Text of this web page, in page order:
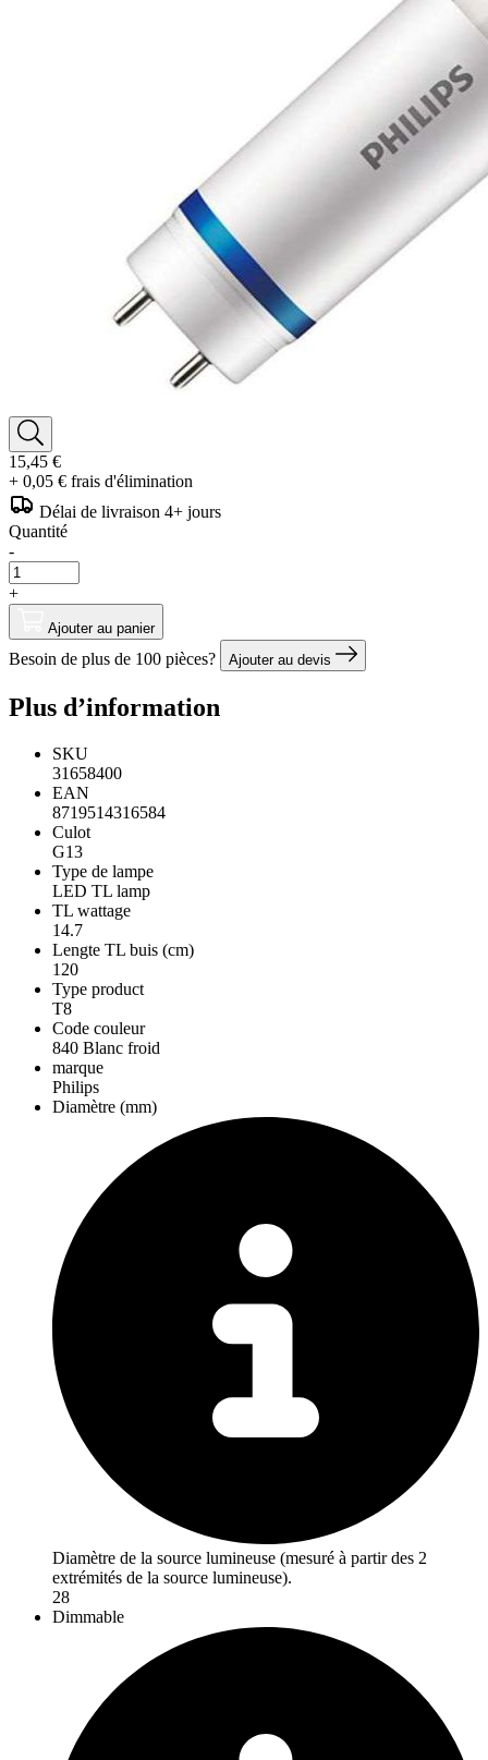
15,45 €
+ 0,05 € frais d'élimination
Délai de livraison 4+ jours
Quantité
-
+
Ajouter au panier
Besoin de plus de 100 pièces? Ajouter au devis
Plus d’information
SKU
31658400
EAN
8719514316584
Culot
G13
Type de lampe
LED TL lamp
TL wattage
14.7
Lengte TL buis (cm)
120
Type product
T8
Code couleur
840 Blanc froid
marque
Philips
Diamètre (mm)
Diamètre de la source lumineuse (mesuré à partir des 2
extrémités de la source lumineuse).
28
Dimmable